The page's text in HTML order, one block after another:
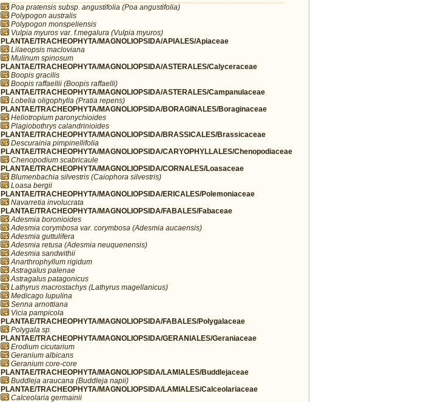
Poa pratensis subsp. angustifolia (Poa angustifolia)
Polypogon australis
Polypogon monspeliensis
Vulpia myuros var. f.megalura (Vulpia myuros)
PLANTAE/TRACHEOPHYTA/MAGNOLIOPSIDA/APIALES/Apiaceae
Lilaeopsis macloviana
Mulinum spinosum
PLANTAE/TRACHEOPHYTA/MAGNOLIOPSIDA/ASTERALES/Calyceraceae
Boopis gracilis
Boopis raffaellii (Boopis raffaelli)
PLANTAE/TRACHEOPHYTA/MAGNOLIOPSIDA/ASTERALES/Campanulaceae
Lobelia oligophylla (Pratia repens)
PLANTAE/TRACHEOPHYTA/MAGNOLIOPSIDA/BORAGINALES/Boraginaceae
Heliotropium paronychioides
Plagiobothrys calandrinioides
PLANTAE/TRACHEOPHYTA/MAGNOLIOPSIDA/BRASSICALES/Brassicaceae
Descurainia pimpinellifolia
PLANTAE/TRACHEOPHYTA/MAGNOLIOPSIDA/CARYOPHYLLALES/Chenopodiaceae
Chenopodium scabricaule
PLANTAE/TRACHEOPHYTA/MAGNOLIOPSIDA/CORNALES/Loasaceae
Blumenbachia silvestris (Caiophora silvestris)
Loasa bergii
PLANTAE/TRACHEOPHYTA/MAGNOLIOPSIDA/ERICALES/Polemoniaceae
Navarretia involucrata
PLANTAE/TRACHEOPHYTA/MAGNOLIOPSIDA/FABALES/Fabaceae
Adesmia boronioides
Adesmia corymbosa var. corymbosa (Adesmia aucaensis)
Adesmia guttulifera
Adesmia retusa (Adesmia neuquenensis)
Adesmia sandwithii
Anarthrophyllum rigidum
Astragalus palenae
Astragalus patagonicus
Lathyrus macrostachys (Lathyrus magellanicus)
Medicago lupulina
Senna arnottiana
Vicia pampicola
PLANTAE/TRACHEOPHYTA/MAGNOLIOPSIDA/FABALES/Polygalaceae
Polygala sp.
PLANTAE/TRACHEOPHYTA/MAGNOLIOPSIDA/GERANIALES/Geraniaceae
Erodium cicutarium
Geranium albicans
Geranium core-core
PLANTAE/TRACHEOPHYTA/MAGNOLIOPSIDA/LAMIALES/Buddlejaceae
Buddleja araucana (Buddleja napii)
PLANTAE/TRACHEOPHYTA/MAGNOLIOPSIDA/LAMIALES/Calceolariaceae
Calceolaria germainii